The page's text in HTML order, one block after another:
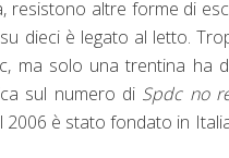
resistono altre forme di
dieci è legato al letto.
ma solo una trentina
sul numero di Spdc no
2006 è stato fondato in